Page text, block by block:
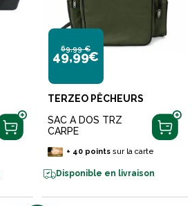
69,99 €
49,99€
TERZEO PÊCHEURS
SAC A DOS TRZ
CARPE
+ 40pointssur la carte
Disponible en livraison